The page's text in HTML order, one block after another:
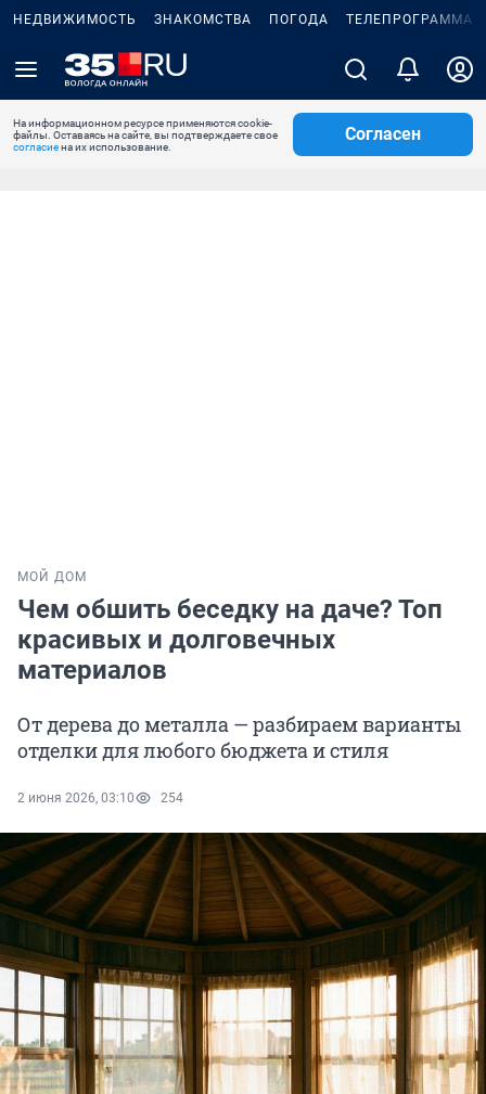
НЕДВИЖИМОСТЬ ЗНАКОМСТВА ПОГОДА ТЕЛЕПРОГРАММА
На информационном ресурсе применяются cookie-
файлы. Оставаясь на сайте, вы подтверждаете свое
согласиена их использование.
Согласен
МОЙ ДОМ
Чем обшить беседку на даче? Топ
красивых и долговечных
материалов
От дерева до металла — разбираем варианты
отделки для любого бюджета и стиля
2 июня 2026, 03:10 254